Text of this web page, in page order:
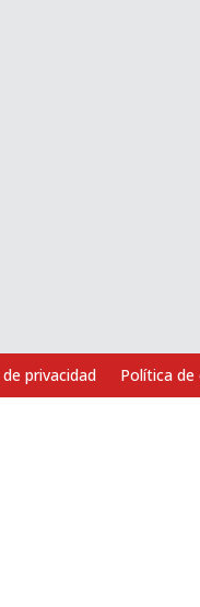
privacidad Política de